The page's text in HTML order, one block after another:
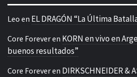
Leo en EL DRAGÓN “La Última
Core Foreveren KORN en vivo en
buenos resultados”
Core Foreveren DIRKSCHNEIDER &